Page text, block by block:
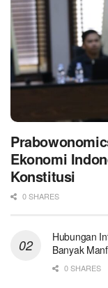
Ekonomi
Konstitusi
0 SHARES
Hubungan
Banyak
0 SHARES